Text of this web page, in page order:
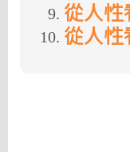
從人性
從人性